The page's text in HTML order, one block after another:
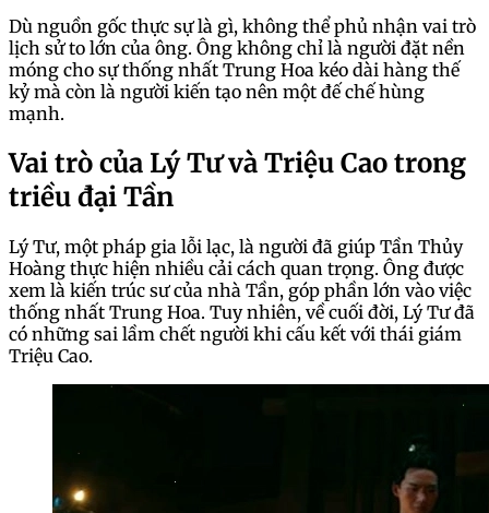
Dù nguồn gốc thực sự là gì, không thể phủ nhận vai trò
lịch sử to lớn của ông. Ông không chỉ là người đặt nền
móng cho sự thống nhất Trung Hoa kéo dài hàng thế
kỷ mà còn là người kiến tạo nên một đế chế hùng
mạnh.
Vai trò của Lý Tư và Triệu Cao trong
triều đại Tần
Lý Tư, một pháp gia lỗi lạc, là người đã giúp Tần Thủy
Hoàng thực hiện nhiều cải cách quan trọng. Ông được
xem là kiến trúc sư của nhà Tần, góp phần lớn vào việc
thống nhất Trung Hoa. Tuy nhiên, về cuối đời, Lý Tư đã
có những sai lầm chết người khi cấu kết với thái giám
Triệu Cao.